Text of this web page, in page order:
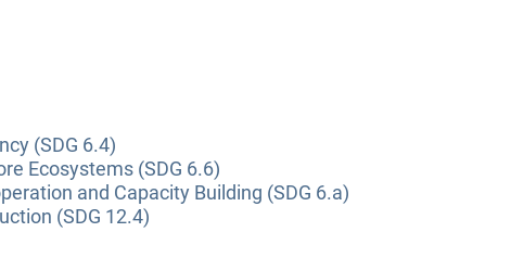
(SDG 6.4)
Ecosystems (SDG 6.6)
and Capacity Building (SDG 6.a)
(SDG 12.4)